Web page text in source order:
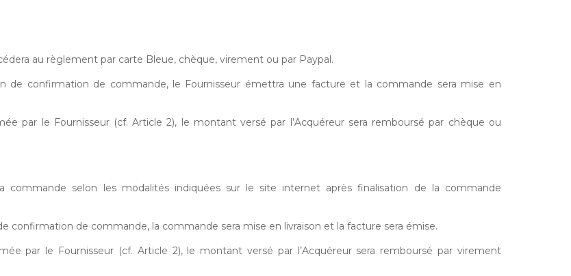
au règlement par carte Bleue, chèque, virement ou par Paypal.
confirmation de commande, le Fournisseur émettra une facture et la commande sera mise en
par le Fournisseur (cf. Article 2), le montant versé par l’Acquéreur sera remboursé par chèque ou
commande selon les modalités indiquées sur le site internet après finalisation de la commande
de commande, la commande sera mise en livraison et la facture sera émise.
par le Fournisseur (cf. Article 2), le montant versé par l’Acquéreur sera remboursé par virement